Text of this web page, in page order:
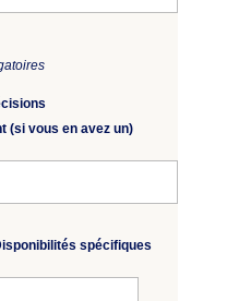
(si vous en avez un)
spécifiques